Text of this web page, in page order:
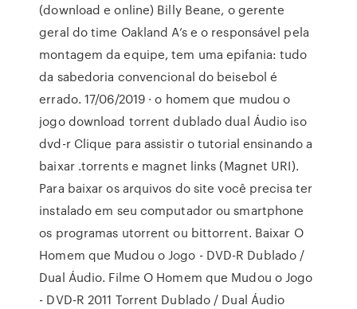
(download e online) Billy Beane, o gerente
geral do time Oakland A’s e o responsável pela
montagem da equipe, tem uma epifania: tudo
da sabedoria convencional do beisebol é
errado. 17/06/2019 · o homem que mudou o
jogo download torrent dublado dual Áudio iso
dvd-r Clique para assistir o tutorial ensinando a
baixar .torrents e magnet links (Magnet URI).
Para baixar os arquivos do site você precisa ter
instalado em seu computador ou smartphone
os programas utorrent ou bittorrent. Baixar O
Homem que Mudou o Jogo - DVD-R Dublado /
Dual Áudio. Filme O Homem que Mudou o Jogo
- DVD-R 2011 Torrent Dublado / Dual Áudio